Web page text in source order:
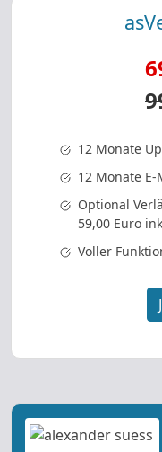
12 Monate
12 Monate
Optional
59,00 Euro
Voller